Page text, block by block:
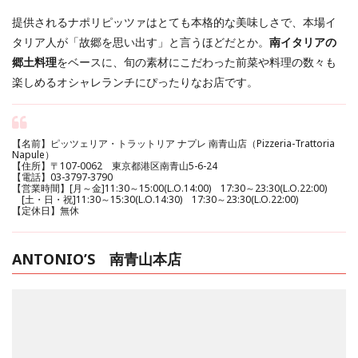
提供されるナポリピッツァはとても本格的な美味しさで、本場イ
タリア人が「故郷を思い出す」と言うほどだとか。 南イタリアの
郷土料理をベースに、旬の素材にこだわった前菜や料理の数々も
楽しめるオシャレランチにぴったりなお店です。
【名前】ピッツェリア・トラットリア ナプレ 南青山店（Pizzeria-Trattoria
Napule）
【住所】〒107-0062 東京都港区南青山5-6-24
【電話】03-3797-3790
【営業時間】[月～金]11:30～15:00(L.O.14:00) 17:30～23:30(L.O.22:00)
[土・日・祝]11:30～15:30(L.O.14:30) 17:30～23:30(L.O.22:00)
【定休日】無休
ANTONIO’S 南青山本店